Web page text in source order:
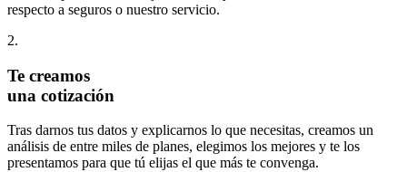
respecto a seguros o nuestro servicio.
2.
Te creamos
una cotización
Tras darnos tus datos y explicarnos lo que necesitas, creamos un
análisis de entre miles de planes, elegimos los mejores y te los
presentamos para que tú elijas el que más te convenga.